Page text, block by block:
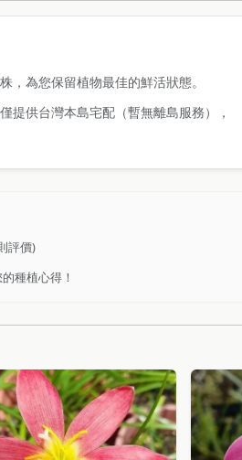
，為您保留植物最佳的鮮活狀態。
提供台灣本島宅配（暫無離島服務），
評價)
種植心得！